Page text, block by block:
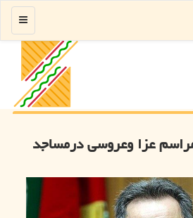
منو
عزا وعروسی درمساجد